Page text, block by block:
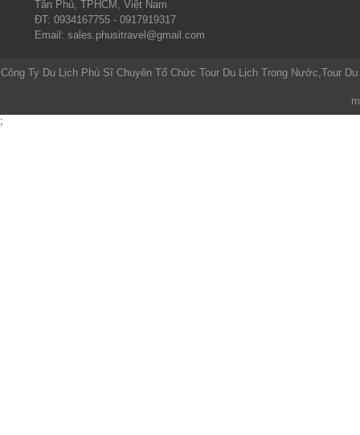
Tân Phú, TPHCM, Việt Nam
ĐT: 0934167755 - 0917919317
Email: sales.phusitravel@gmail.com
Công Ty Du Lịch Phú Sĩ Chuyên Tổ Chức Tour Du Lịch Trong Nước,Tour
;